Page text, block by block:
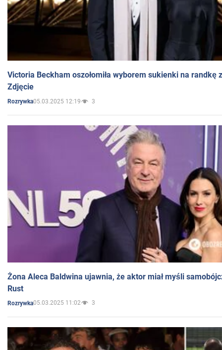
Victoria Beckham oszołomiła wyborem sukienki na randkę
Zdjęcie
Rozrywka05.03.2025 12:19 3
Żona Aleca Baldwina ujawnia, że aktor miał myśli
Rust
Rozrywka05.03.2025 11:02 3